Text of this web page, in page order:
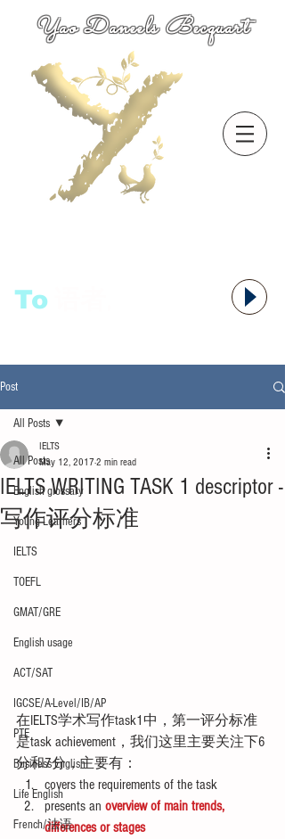
Yao Daneels Becquart
To
Post
All Posts
English glossary
Young Learners
IELTS
TOEFL
GMAT/GRE
English usage
ACT/SAT
IGCSE/A-Level/IB/AP
PTE
Business English
Life English
French/法语
All Posts
IELTS WRITING TASK 1 descriptor -
写作评分标准
IELTS
May 12, 2017 2 min read
在IELTS学术写作task1中，第一评分标准
是task achievement，我们这里主要关注下6
分和7分，主要有：
covers the requirements of the task
presents an overview of main trends,
differences or stages